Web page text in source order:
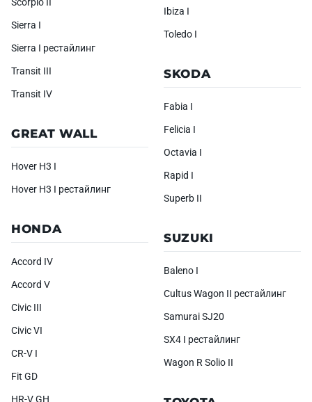
Sierra I
Sierra I рестайлинг
Transit III
Transit IV
GREAT WALL
Hover H3 I
Hover H3 I рестайлинг
HONDA
Accord IV
Accord V
Civic III
Civic VI
CR-V I
Fit GD
HR-V GH
Ibiza I
Toledo I
SKODA
Fabia I
Felicia I
Octavia I
Rapid I
Superb II
SUZUKI
Baleno I
Cultus Wagon II рестайлинг
Samurai SJ20
SX4 I рестайлинг
Wagon R Solio II